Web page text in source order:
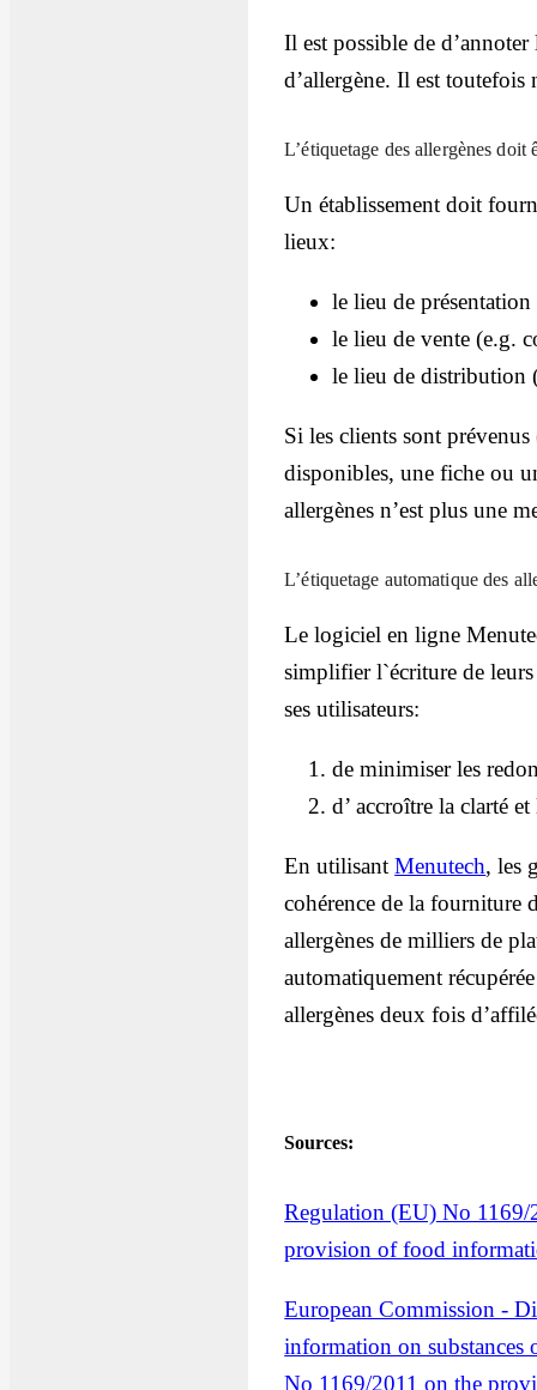
Il est possible de
d’allergène. Il est
L’étiquetage des allergènes
Un établissement doit
lieux:
le lieu de
le lieu de vente (e.g.
le lieu de distribution
Si les clients sont
disponibles, une fiche ou
allergènes n’est plus une
L’étiquetage automatique des
Le logiciel en ligne
simplifier l`écriture de
ses utilisateurs:
de minimiser les
d’ accroître la clarté
En utilisantMenutech, les
cohérence de la fourniture
allergènes de milliers de
automatiquement
allergènes deux fois
Sources:
Regulation (EU) No 1169/
provision of food
European Commission -
information on substances
No 1169/2011 on the